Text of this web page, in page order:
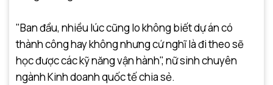
"Ban đầu, nhiều lúc cũng lo không biết dự án có
thành công hay không nhưng cứ nghĩ là đi theo sẽ
học được các kỹ năng vận hành", nữ sinh chuyên
ngành Kinh doanh quốc tế chia sẻ.